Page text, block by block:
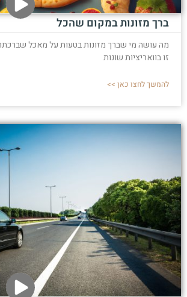
ברך מזונות במקום שהכל
מה עושה מי שברך מזונות בטעות על מאכל שברכתו
זו בוואריציות שונות
להמשך לחצו כאן >>